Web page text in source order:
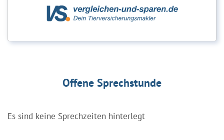
Offene Sprechstunde
Es sind keine Sprechzeiten hinterlegt